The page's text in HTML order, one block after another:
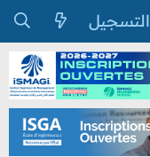
التسجيل